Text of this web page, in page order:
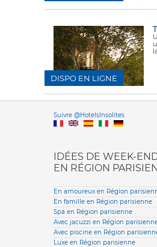
DISPO EN LIGNE
Suivre @HotelsInsolites
IDÉES DE WEEK-
EN RÉGION
En amoureux en Région
En famille en Région parisienne
Spa en Région parisienne
Avec jacuzzi en Région
Avec piscine en Région
Luxe en Région parisienne